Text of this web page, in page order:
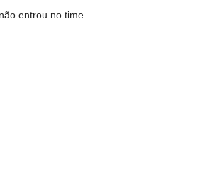
entrou no time